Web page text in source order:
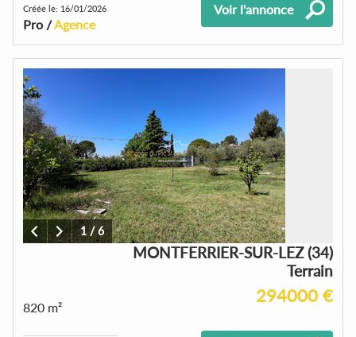
Créée le: 16/01/2026
Pro /Agence
Voir l'annonce
1/6
MONTFERRIER-SUR-LEZ (34)
Terrain
294000 €
820 m²